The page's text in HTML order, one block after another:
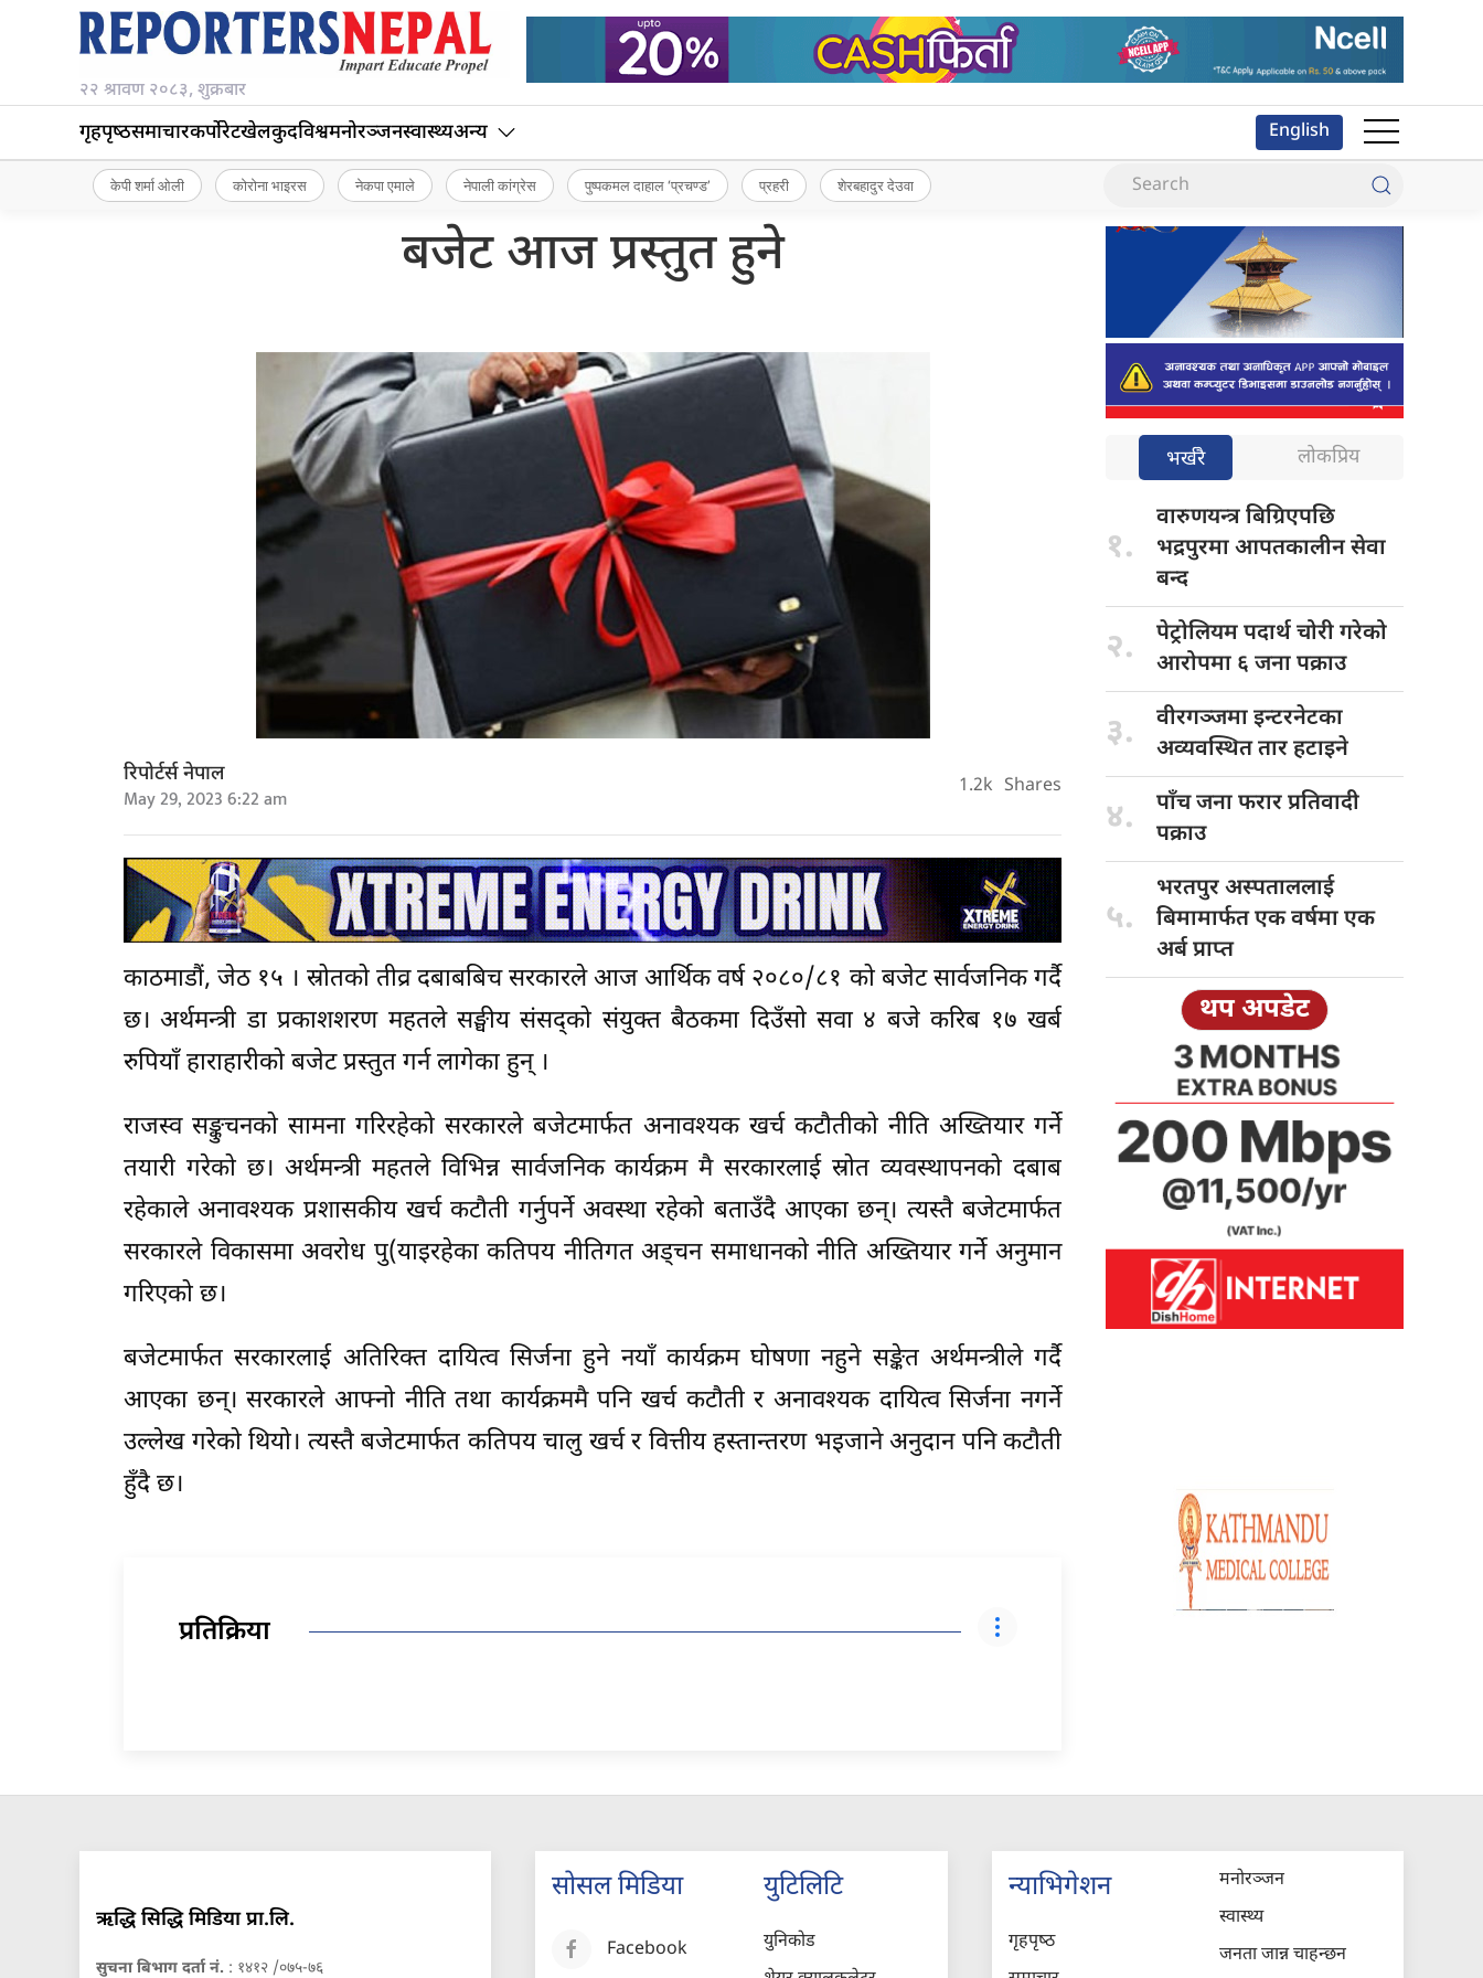
२२ श्रावण २०८३, शुक्रबार
गृहपृष्‍ठसमाचारकर्पोरेटखेलकुदविश्वमनोरञ्जनस्वास्थ्यअन्य English
केपी शर्मा ओली कोरोना भाइरस नेकपा एमाले नेपाली कांग्रेस पुष्पकमल दाहाल ‘प्रचण्ड’ प्रहरी शेरबहादुर देउवा
बजेट आज प्रस्तुत हुने
रिपोर्टर्स नेपाल
May 29, 2023 6:22 am 1.2k Shares
काठमाडौं, जेठ १५ । स्रोतको तीव्र दबाबबिच सरकारले आज आर्थिक वर्ष २०८०/८१ को बजेट सार्वजनिक गर्दै
छ। अर्थमन्त्री डा प्रकाशशरण महतले सङ्घीय संसद्को संयुक्त बैठकमा दिउँसो सवा ४ बजे करिब १७ खर्ब
रुपियाँ हाराहारीको बजेट प्रस्तुत गर्न लागेका हुन् ।
राजस्व सङ्कुचनको सामना गरिरहेको सरकारले बजेटमार्फत अनावश्यक खर्च कटौतीको नीति अख्तियार गर्ने
तयारी गरेको छ। अर्थमन्त्री महतले विभिन्न सार्वजनिक कार्यक्रम मै सरकारलाई स्रोत व्यवस्थापनको दबाब
रहेकाले अनावश्यक प्रशासकीय खर्च कटौती गर्नुपर्ने अवस्था रहेको बताउँदै आएका छन्। त्यस्तै बजेटमार्फत
सरकारले विकासमा अवरोध पु(याइरहेका कतिपय नीतिगत अड्चन समाधानको नीति अख्तियार गर्ने अनुमान
गरिएको छ।
बजेटमार्फत सरकारलाई अतिरिक्त दायित्व सिर्जना हुने नयाँ कार्यक्रम घोषणा नहुने सङ्केत अर्थमन्त्रीले गर्दै
आएका छन्। सरकारले आफ्नो नीति तथा कार्यक्रममै पनि खर्च कटौती र अनावश्यक दायित्व सिर्जना नगर्ने
उल्लेख गरेको थियो। त्यस्तै बजेटमार्फत कतिपय चालु खर्च र वित्तीय हस्तान्तरण भइजाने अनुदान पनि कटौती
हुँदै छ।
प्रतिक्रिया
भर्खरै लोकप्रिय
१.
वारुणयन्त्र बिग्रिएपछि
भद्रपुरमा आपतकालीन सेवा
बन्द
२. पेट्रोलियम पदार्थचोरी गरेको
आरोपमा ६ जना पक्राउ
३.
वीरगञ्जमा इन्टरनेटका
अव्यवस्थित तार हटाइने
४. पाँच जनाफरार प्रतिवादी
पक्राउ
५.
भरतपुर अस्पताललाई
बिमामार्फत एक वर्षमा एक
अर्ब प्राप्त
थप अपडेट
ऋद्धि सिद्धि मिडिया प्रा.लि.
सुचना बिभाग दर्ता नं. : १४१२ /०७५-७६
सोसल मिडिया
Facebook
युटिलिटि
युनिकोड
न्याभिगेशन
गृहपृष्‍ठ
मनोरञ्जन
स्वास्थ्य
जनता जान्न चाहन्छन